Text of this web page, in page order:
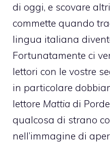
di oggi, e scovare altri
commette quando
lingua italiana
Fortunatamente ci
lettori con le vostre
in particolare
lettore Mattia di
qualcosa di strano
nell’immagine di